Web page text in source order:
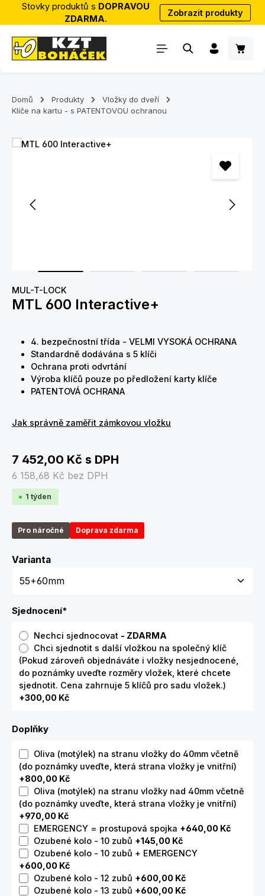
Přejít na hlavní obsah
Stovky produktů s DOPRAVOU
ZDARMA.
Zobrazit produkty
Domů Produkty
Vložky do dveří
Klíče na kartu - s PATENTOVOU ochranou
Přeskočit galerii obrázků
MUL-T-LOCK
MTL 600 Interactive+
4. bezpečnostní třída - VELMI VYSOKÁ OCHRANA
Standardně dodávána s 5 klíči
Ochrana proti odvrtání
Výroba klíčů pouze po předložení karty klíče
PATENTOVÁ OCHRANA
Jak správně zaměřit zámkovou vložku
7 452,00 Kč s DPH
6 158,68 Kč bez DPH
1 týden
Pro náročné Doprava zdarma
VariantaZvolte variantu
Sjednocení*
Nechci sjednocovat - ZDARMA
Chci sjednotit s další vložkou na společný klíč
(Pokud zároveň objednáváte i vložky nesjednocené,
do poznámky uveďte rozměry vložek, které chcete
sjednotit. Cena zahrnuje 5 klíčů pro sadu vložek.)
+300,00 Kč
Doplňky
Oliva (motýlek) na stranu vložky do 40mm včetně
(do poznámky uveďte, která strana vložky je vnitřní)
+800,00 Kč
Oliva (motýlek) na stranu vložky nad 40mm včetně
(do poznámky uveďte, která strana vložky je vnitřní)
+970,00 Kč
EMERGENCY = prostupová spojka +640,00 Kč
Ozubené kolo - 10 zubů +145,00 Kč
Ozubené kolo - 10 zubů + EMERGENCY
+600,00 Kč
Ozubené kolo - 12 zubů +600,00 Kč
Ozubené kolo - 13 zubů +600,00 Kč